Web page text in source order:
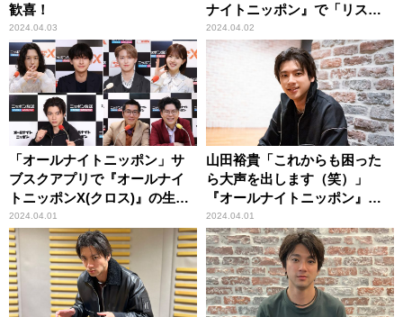
歓喜！
2024.04.03
ナイトニッポン』で「リスナ
ープロデュース」スタート！
2024.04.02
「オールナイトニッポン」サ
ブスクアプリで『オールナイ
トニッポンX(クロス)』の生配
信開始！ 山田裕貴・ヤーレン
ズもアーカイブ配信番組に新
規追加！
2024.04.01
山田裕貴「これからも困った
ら大声を出します（笑）」
『オールナイトニッポン』月
曜パーソナリティ就任インタ
ビュー
2024.04.01